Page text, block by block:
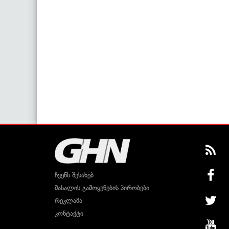
ჩვენს შესახებ
მასალის გამოყენების პირობები
რეკლამა
კონტაქტი